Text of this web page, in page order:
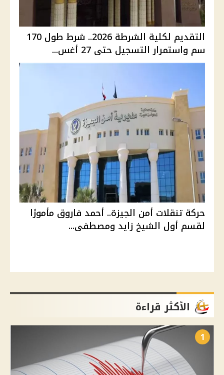
التقديم لكلية الشرطة 2026.. شرط طول 170
سم واستمرار التسجيل حتى 27 أغس...
حركة تنقلات أمن الجيزة.. أحمد فاروق مأمورًا
لقسم أول الشيخ زايد ومصطفى...
الأكثر قراءة
1